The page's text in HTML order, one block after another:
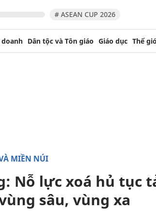
# ASEAN CUP 2026
doanh Dân tộc và Tôn giáo Giáo dục Thế
MIỀN NÚI
Nỗ lực xoá hủ tục
sâu, vùng xa